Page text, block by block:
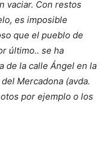
vaciar. Con restos
es imposible
que el pueblo de
último.. se ha
de la calle Ángel en la
Mercadona (avda.
por ejemplo o los